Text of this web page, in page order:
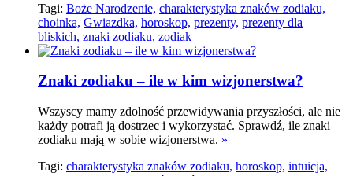
Tagi: Boże Narodzenie, charakterystyka znaków zodiaku,
choinka, Gwiazdka, horoskop, prezenty, prezenty dla
bliskich, znaki zodiaku, zodiak
Znaki zodiaku – ile w kim wizjonerstwa?
Wszyscy mamy zdolność przewidywania przyszłości, ale nie
każdy potrafi ją dostrzec i wykorzystać. Sprawdź, ile znaki
zodiaku mają w sobie wizjonerstwa. »
Tagi: charakterystyka znaków zodiaku, horoskop, intuicja,